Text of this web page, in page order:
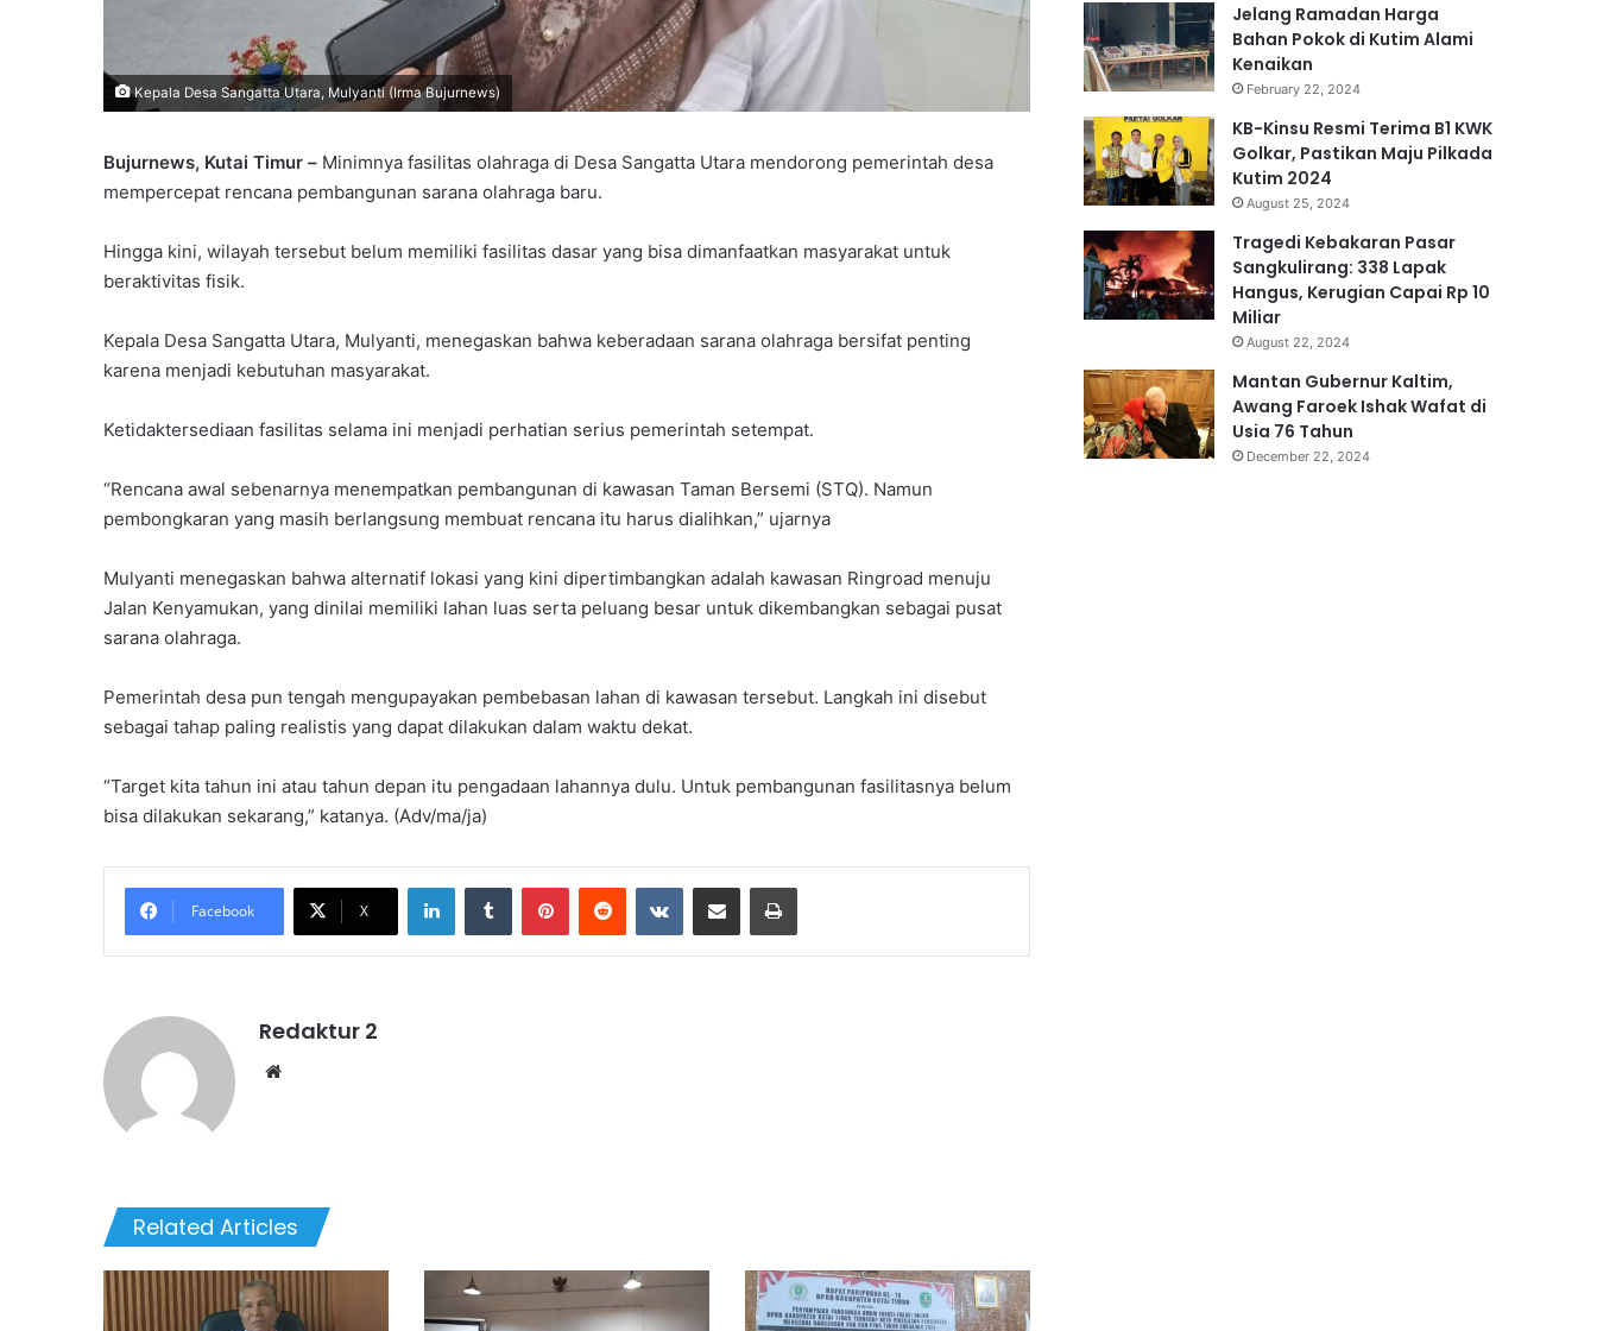
Kepala Desa Sangatta Utara, Mulyanti (Irma Bujurnews)
Bujurnews, Kutai Timur – Minimnya fasilitas olahraga di Desa Sangatta Utara mendorong pemerintah desa
mempercepat rencana pembangunan sarana olahraga baru.
Hingga kini, wilayah tersebut belum memiliki fasilitas dasar yang bisa dimanfaatkan masyarakat untuk
beraktivitas fisik.
Kepala Desa Sangatta Utara, Mulyanti, menegaskan bahwa keberadaan sarana olahraga bersifat penting
karena menjadi kebutuhan masyarakat.
Ketidaktersediaan fasilitas selama ini menjadi perhatian serius pemerintah setempat.
“Rencana awal sebenarnya menempatkan pembangunan di kawasan Taman Bersemi (STQ). Namun
pembongkaran yang masih berlangsung membuat rencana itu harus dialihkan,” ujarnya
Mulyanti menegaskan bahwa alternatif lokasi yang kini dipertimbangkan adalah kawasan Ringroad menuju
Jalan Kenyamukan, yang dinilai memiliki lahan luas serta peluang besar untuk dikembangkan sebagai pusat
sarana olahraga.
Pemerintah desa pun tengah mengupayakan pembebasan lahan di kawasan tersebut. Langkah ini disebut
sebagai tahap paling realistis yang dapat dilakukan dalam waktu dekat.
“Target kita tahun ini atau tahun depan itu pengadaan lahannya dulu. Untuk pembangunan fasilitasnya belum
bisa dilakukan sekarang,” katanya. (Adv/ma/ja)
Facebook X
LinkedInTumblr PinterestReddit VKontakteShare via Email Print
Redaktur 2
Related Articles
Jelang Ramadan Harga
Bahan Pokok di Kutim Alami
Kenaikan
February 22, 2024
KB-Kinsu Resmi Terima B1 KWK
Golkar, Pastikan Maju Pilkada
Kutim 2024
August 25, 2024
Tragedi Kebakaran Pasar
Sangkulirang: 338 Lapak
Hangus, Kerugian Capai Rp 10
Miliar
August 22, 2024
Mantan Gubernur Kaltim,
Awang Faroek Ishak Wafat di
Usia 76 Tahun
December 22, 2024